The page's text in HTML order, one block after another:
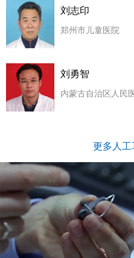
刘志印
郑州市儿童医院
刘勇智
内蒙古自治区人民
更多人